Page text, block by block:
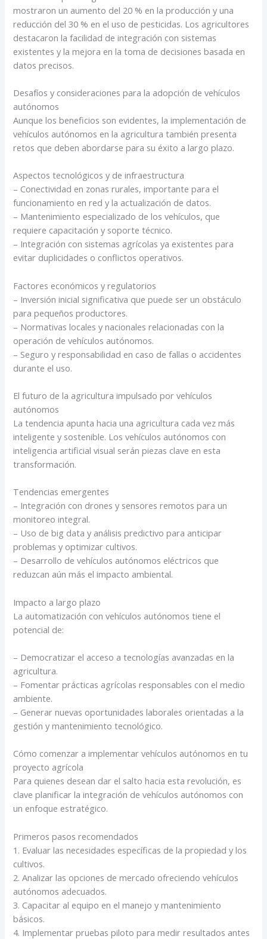
mostraron un aumento del 20 % en la producción y una
reducción del 30 % en el uso de pesticidas. Los agricultores
destacaron la facilidad de integración con sistemas
existentes y la mejora en la toma de decisiones basada en
datos precisos.
Desafíos y consideraciones para la adopción de vehículos
autónomos
Aunque los beneficios son evidentes, la implementación de
vehículos autónomos en la agricultura también presenta
retos que deben abordarse para su éxito a largo plazo.
Aspectos tecnológicos y de infraestructura
– Conectividad en zonas rurales, importante para el
funcionamiento en red y la actualización de datos.
– Mantenimiento especializado de los vehículos, que
requiere capacitación y soporte técnico.
– Integración con sistemas agrícolas ya existentes para
evitar duplicidades o conflictos operativos.
Factores económicos y regulatorios
– Inversión inicial significativa que puede ser un obstáculo
para pequeños productores.
– Normativas locales y nacionales relacionadas con la
operación de vehículos autónomos.
– Seguro y responsabilidad en caso de fallas o accidentes
durante el uso.
El futuro de la agricultura impulsado por vehículos
autónomos
La tendencia apunta hacia una agricultura cada vez más
inteligente y sostenible. Los vehículos autónomos con
inteligencia artificial visual serán piezas clave en esta
transformación.
Tendencias emergentes
– Integración con drones y sensores remotos para un
monitoreo integral.
– Uso de big data y análisis predictivo para anticipar
problemas y optimizar cultivos.
– Desarrollo de vehículos autónomos eléctricos que
reduzcan aún más el impacto ambiental.
Impacto a largo plazo
La automatización con vehículos autónomos tiene el
potencial de:
– Democratizar el acceso a tecnologías avanzadas en la
agricultura.
– Fomentar prácticas agrícolas responsables con el medio
ambiente.
– Generar nuevas oportunidades laborales orientadas a la
gestión y mantenimiento tecnológico.
Cómo comenzar a implementar vehículos autónomos en tu
proyecto agrícola
Para quienes desean dar el salto hacia esta revolución, es
clave planificar la integración de vehículos autónomos con
un enfoque estratégico.
Primeros pasos recomendados
1. Evaluar las necesidades específicas de la propiedad y los
cultivos.
2. Analizar las opciones de mercado ofreciendo vehículos
autónomos adecuados.
3. Capacitar al equipo en el manejo y mantenimiento
básicos.
4. Implementar pruebas piloto para medir resultados antes